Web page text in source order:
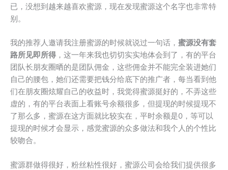
已，没想到越来越喜欢蜜源，现在发现蜜源这个名字也非常特
别。
我的推荐人邀请我注册蜜源的时候就说过一句话， 蜜源没有套
路所见即所得 ，这一年来我也切切实实地体会到了，有的平台
团队长朋友圈晒的是团队佣金，这些佣金并不能完全装进她们
自己的腰包，她们还需要把钱分给底下的推广者，每当看到他
们在朋友圈炫耀自己的收益时，我觉得蜜源挺好的，不弄这些
虚的，有的平台表面上看账号余额很多，但提现的时候提现不
了那么多，蜜源在这方面就比较实在，平时余额是0，等可以
提现的时候才会显示，感觉蜜源的众多做法和我个人的个性比
较吻合。
蜜源群做得很好，粉丝粘性很好，蜜源公司会给我们提供很多